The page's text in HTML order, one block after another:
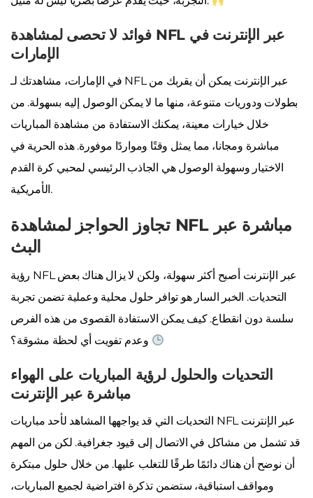
فوائد لا تحصى لمشاهدة NFL عبر الإنترنت في
الإمارات
في الإمارات، مشاهدتك لـ NFL عبر الإنترنت يمكن أن يقربك من
بطولات ودوريات متنوعة، منها ما لا يمكن الوصول إليه بسهولة. من
خلال خيارات معينة، يمكنك الاستفادة من مشاهدة المباريات
مباشرة ومجانا، مما يمثل وقتًا ومواردًا موفورة. هذه الحرية في
الاختيار وسهولة الوصول هي الجاذب الرئيسي لمحبي كرة القدم
الأمريكية.
تجاوز الحواجز لمشاهدة NFL مباشرة عبر
البث
رؤية NFL عبر الإنترنت أصبح أكثر سهولة، ولكن لا يزال هناك بعض
التحديات. الخبر السار هو توافر حلول محلية وعملية تضمن تجربة
سلسة دون انقطاع. كيف يمكن الاستفادة القصوى من هذه الفرص
التحديات والحلول لرؤية المباريات على الهواء
مباشرة عبر الإنترنت
التحديات التي قد يواجهها المشاهد لأحد مباريات NFL عبر الإنترنت
قد تشمل من مشاكل في الاتصال إلى قيود جغرافية. لكن من المهم
أن نوضح أن هناك دائمًا طرقًا للتغلب عليها. من خلال حلول مبتكرة
ومواقف استباقية، ستضمن تذكرة افتراضية لجميع المباريات،